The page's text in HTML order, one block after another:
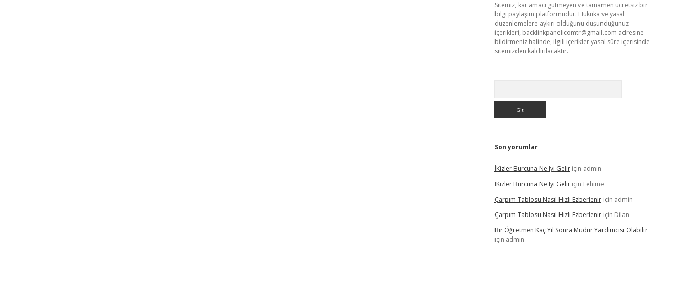
Sitemiz, kar amacı gütmeyen ve tamamen ücretsiz bir
bilgi paylaşım platformudur. Hukuka ve yasal
düzenlemelere aykırı olduğunu düşündüğünüz
içerikleri, backlinkpanelicomtr@gmail.com adresine
bildirmeniz halinde, ilgili içerikler yasal süre içerisinde
sitemizden kaldırılacaktır.
Son yorumlar
İKizler Burcuna Ne Iyi Geliriçin admin
İKizler Burcuna Ne Iyi Geliriçin Fehime
Çarpım Tablosu Nasıl Hızlı Ezberleniriçin admin
Çarpım Tablosu Nasıl Hızlı Ezberleniriçin Dilan
Bir Öğretmen Kaç Yıl Sonra Müdür Yardımcısı Olabilir
için admin